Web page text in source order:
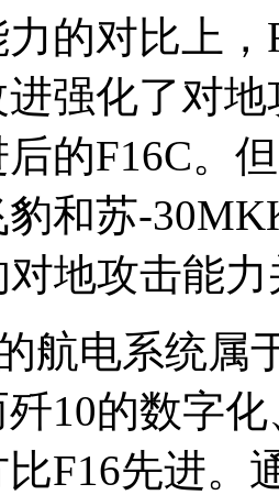
的对比上
强化了对
的F16C。
和苏-
对地攻击能
航电系统属
10的数字
F16先进。